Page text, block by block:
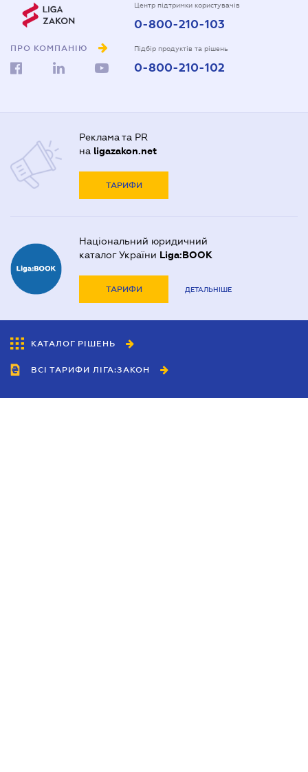
ПРО КОМПАНІЮ
Центр підтримки користувачів
0-800-210-103
Підбір продуктів та рішень
0-800-210-102
Реклама та PR
на ligazakon.net
ТАРИФИ
Національний юридичний
каталог України Liga:BOOK
ТАРИФИ ДЕТАЛЬНІШЕ
КАТАЛОГ РІШЕНЬ
ВСІ ТАРИФИ ЛІГА:ЗАКОН